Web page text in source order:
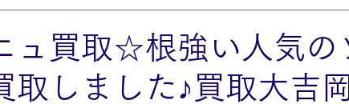
合）
ュ買取☆根強い人気の
取しました♪買取大吉